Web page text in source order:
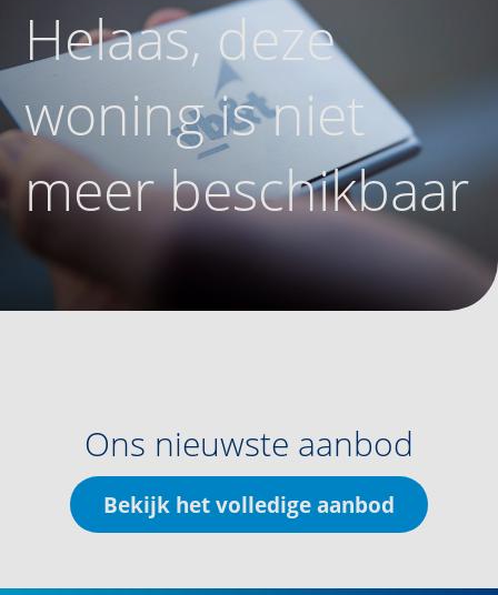
Helaas, deze
woning is niet
meer beschikbaar
Ons nieuwste aanbod
Bekijk het volledige aanbod